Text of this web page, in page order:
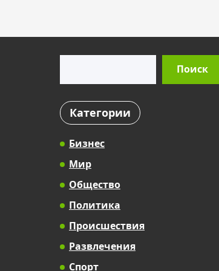
Поиск
Категории
Бизнес
Мир
Общество
Политика
Происшествия
Развлечения
Спорт